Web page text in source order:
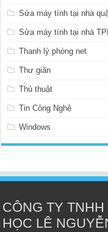
Sửa máy tính tại nhà
Sửa máy tính tại nhà
Thanh lý phòng net
Thư giãn
Thủ thuật
Tin Công Nghệ
Windows
CÔNG TY
HỌC LÊ